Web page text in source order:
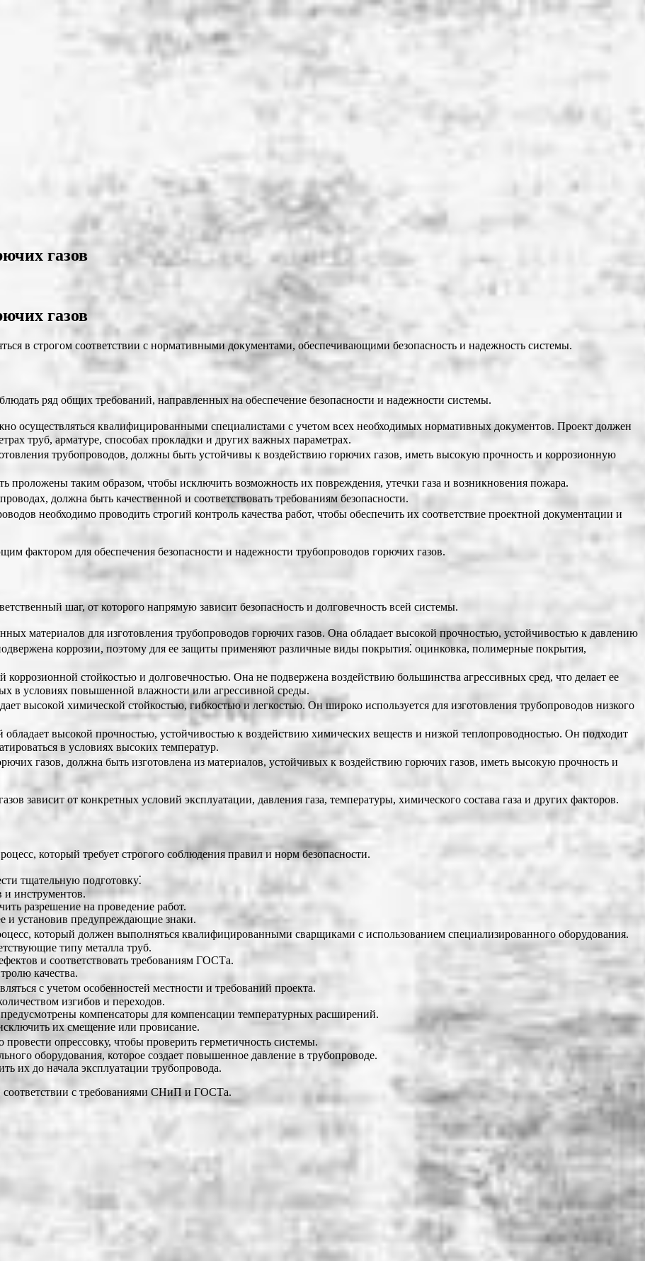
газов
газов
в строгом соответствии с нормативными документами, обеспечивающими безопасность и надежность системы.
ряд общих требований, направленных на обеспечение безопасности и надежности системы.
осуществляться квалифицированными специалистами с учетом всех необходимых нормативных документов. Проект должен
труб, арматуре, способах прокладки и других важных параметрах.
трубопроводов, должны быть устойчивы к воздействию горючих газов, иметь высокую прочность и коррозионную
проложены таким образом, чтобы исключить возможность их повреждения, утечки газа и возникновения пожара.
должна быть качественной и соответствовать требованиям безопасности.
необходимо проводить строгий контроль качества работ, чтобы обеспечить их соответствие проектной документации и
фактором для обеспечения безопасности и надежности трубопроводов горючих газов.
шаг, от которого напрямую зависит безопасность и долговечность всей системы.
материалов для изготовления трубопроводов горючих газов. Она обладает высокой прочностью, устойчивостью к давлению
коррозии, поэтому для ее защиты применяют различные виды покрытия⁚ оцинковка, полимерные покрытия,
коррозионной стойкостью и долговечностью. Она не подвержена воздействию большинства агрессивных сред, что делает ее
в условиях повышенной влажности или агрессивной среды.
высокой химической стойкостью, гибкостью и легкостью. Он широко используется для изготовления трубопроводов низкого
обладает высокой прочностью, устойчивостью к воздействию химических веществ и низкой теплопроводностью. Он подходит
в условиях высоких температур.
газов, должна быть изготовлена из материалов, устойчивых к воздействию горючих газов, иметь высокую прочность и
зависит от конкретных условий эксплуатации, давления газа, температуры, химического состава газа и других факторов.
который требует строгого соблюдения правил и норм безопасности.
тщательную подготовку⁚
и инструментов.
разрешение на проведение работ.
и установив предупреждающие знаки.
который должен выполняться квалифицированными сварщиками с использованием специализированного оборудования.
типу металла труб.
и соответствовать требованиям ГОСТа.
качества.
с учетом особенностей местности и требований проекта.
изгибов и переходов.
компенсаторы для компенсации температурных расширений.
их смещение или провисание.
опрессовку, чтобы проверить герметичность системы.
оборудования, которое создает повышенное давление в трубопроводе.
их до начала эксплуатации трубопровода.
соответствии с требованиями СНиП и ГОСТа.